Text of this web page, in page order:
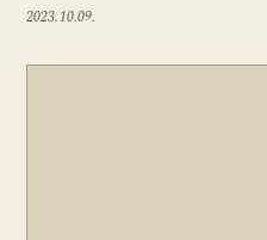
2023.10.09.